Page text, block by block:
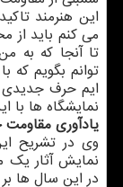
این هنرمند
می كنم باید از
تا آنجا كه به
توانم بگویم كه
ایم حرف جدیدی
نمایشگاه ها با
یادآوری مقاومت
وی در تشریح
نمایش آثار یك
در این سال ها